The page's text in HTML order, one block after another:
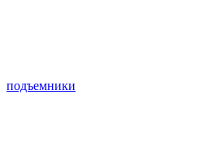
подъемники